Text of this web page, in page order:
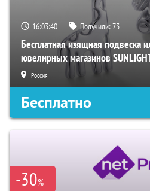
16:03:40 Получили:73
Бесплатная изящная подвеска
ювелирных магазинов
Россия
Бесплатно
-30%